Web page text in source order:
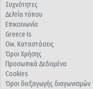
Συχνότητες
Δελτία τύπου
Επικοινωνία
Greece Is
Οικ. Καταστάσεις
Όροι Χρήσης
Προσωπικά Δεδομένα
Cookies
Όροι διεξαγωγής διαγωνισμών